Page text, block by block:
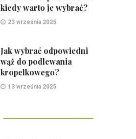
kiedy warto je wybrać?
23 września 2025
Jak wybrać odpowiedni
wąż do podlewania
kropelkowego?
13 września 2025